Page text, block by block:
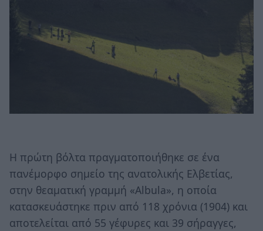
Η πρώτη βόλτα πραγματοποιήθηκε σε ένα
πανέμορφο σημείο της ανατολικής Ελβετίας,
στην θεαματική γραμμή «Albula», η οποία
κατασκευάστηκε πριν από 118 χρόνια (1904) και
αποτελείται από 55 γέφυρες και 39 σήραγγες,